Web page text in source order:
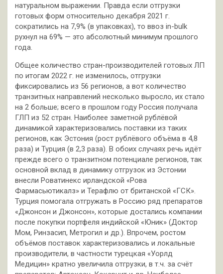
натуральном выражении. Правда если отгрузки
готовых форм относительно декабря 2021 г.
сократились на 7,9% (в упаковках), то ввоз in-bulk
рухнул на 69% — это абсолютный минимум прошлого
года.
Общее количество стран-производителей готовых ЛП
по итогам 2022 г. не изменилось, отгрузки
фиксировались из 56 регионов, а вот количество
транзитных направлений несколько выросло, их стало
на 2 больше; всего в прошлом году Россия получала
ГЛП из 52 стран. Наиболее заметной рублёвой
динамикой характеризовались поставки из таких
регионов, как Эстония (рост рублёвого объёма в 4,8
раза) и Турция (в 2,3 раза). В обоих случаях речь идёт
прежде всего о транзитном потенциале регионов, так
основной вклад в динамику отгрузок из Эстонии
внесли Роватинекс ирландской «Рова
Фармасьютикалз» и Терафлю от британской «ГСК».
Турция помогала отгружать в Россию ряд препаратов
«Джонсон и Джонсон», которые достались компании
после покупки портфеля индийской «Юник» (Доктор
Мом, Ринзасип, Метрогил и др.). Впрочем, ростом
объёмов поставок характеризовались и локальные
производители, в частности турецкая «Уорлд
Медицин» кратно увеличила отгрузки, в т.ч. за счёт